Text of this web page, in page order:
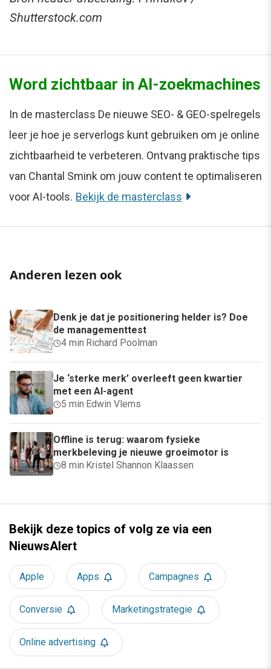
Shutterstock.com
Word zichtbaar in AI-zoekmachines
In de masterclass De nieuwe SEO- & GEO-spelregels
leer je hoe je serverlogs kunt gebruiken om je online
zichtbaarheid te verbeteren. Ontvang praktische tips
van Chantal Smink om jouw content te optimaliseren
voor AI-tools. Bekijk de masterclass
Anderen lezen ook
Denk je dat je positionering helder is? Doe
de managementtest
4 min· Richard Poolman
Je ‘sterke merk’ overleeft geen kwartier
met een AI-agent
5 min· Edwin Vlems
Offline is terug: waarom fysieke
merkbeleving je nieuwe groeimotor is
8 min· Kristel Shannon Klaassen
Bekijk deze topics of volg ze via een
NieuwsAlert
Apple Apps Campagnes
Conversie Marketingstrategie
Online advertising